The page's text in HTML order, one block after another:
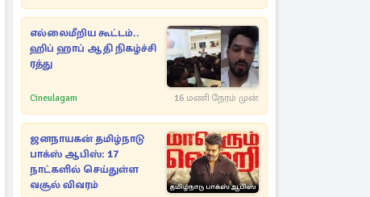
எல்லைமீறிய கூட்டம்..
ஹிப் ஹாப் ஆதி நிகழ்ச்சி
ரத்து
Cineulagam 16 மணி நேரம் முன்
ஜனநாயகன் தமிழ்நாடு
பாக்ஸ் ஆபிஸ்: 17
நாட்களில் செய்துள்ள
வசூல் விவரம்